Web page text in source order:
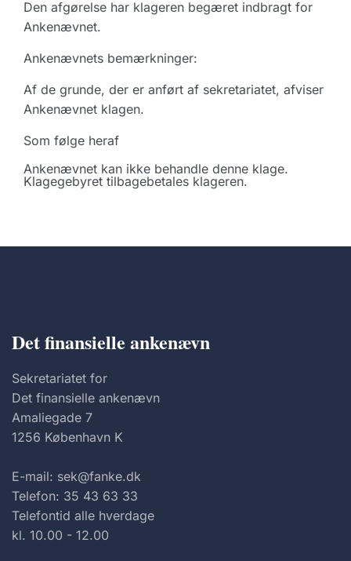
Den afgørelse har klageren begæret indbragt for
Ankenævnet.
Ankenævnets bemærkninger:
Af de grunde, der er anført af sekretariatet, afviser
Ankenævnet klagen.
Som følge heraf
Ankenævnet kan ikke behandle denne klage.
Klagegebyret tilbagebetales klageren.
Det finansielle ankenævn
Sekretariatet for
Det finansielle ankenævn
Amaliegade 7
1256 København K
E-mail: sek@fanke.dk
Telefon: 35 43 63 33
Telefontid alle hverdage
kl. 10.00 - 12.00